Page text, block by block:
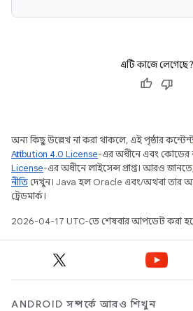
এটি কাজে লেগেছে?
অন্য কিছু উল্লেখ না করা থাকলে, এই পৃষ্ঠার
Attribution 4.0 License-এর অধীনে এবং কোডের
License-এর অধীনে লাইসেন্স প্রাপ্ত। আরও
নীতি দেখুন। Java হল Oracle এবং/অথবা তার
ট্রেডমার্ক।
2026-04-17 UTC-তে শেষবার আপডেট করা
ANDROID সম্পর্কে আরও শিখুন